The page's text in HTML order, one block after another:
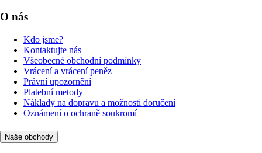
O nás
Kdo jsme?
Kontaktujte nás
Všeobecné obchodní podmínky
Vrácení a vrácení peněz
Právní upozornění
Platební metody
Náklady na dopravu a možnosti doručení
Oznámení o ochraně soukromí
Naše obchody